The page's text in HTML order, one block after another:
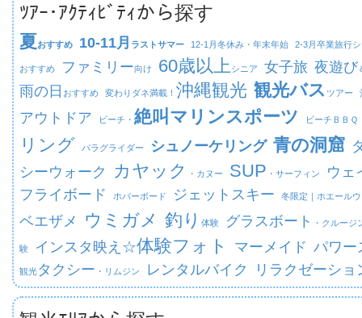
ﾂｱｰ･ｱｸﾃｨﾋﾞﾃｨから探す
夏おすすめ 10-11月 ラストサマー 12-1月冬休み・年末年始 2-3月卒業旅行
おすすめ ファミリー向け 60歳以上 シニア 女子旅 夜遊び
雨の日 おすすめ 変わりダネ満載！ 沖縄観光 観光バス ツアー
アウトドア ビーチ・ 絶叫マリンスポーツ ビーチ ＢＢＱ
リング パラグライダー シュノーケリング 青の洞窟
シーウォーク
カヤック ・カヌー SUP ・サーフィン
ウェ
フライボード
ホバーボード ジェットスキー 冬限定｜ ホエール
ベエザメ ウミガメ 釣り 体験 グラスボート ・クルージ
験 インスタ映え☆体験フォト マーメイド パワー
観光タクシー ・リムジン レンタルバイク リラクゼーショ